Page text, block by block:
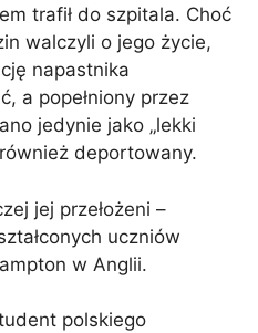
trafił do szpitala. Choć
walczyli o jego życie,
napastnika
a popełniony przez
jedynie jako „lekki
deportowany.
jej przełożeni –
uczniów
w Anglii.
polskiego